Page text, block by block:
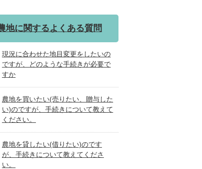
地に関するよくある質問
現況に合わせた地目変更をしたいの
ですが、どのような手続きが必要で
すか
農地を買いたい(売りたい、贈与した
い)のですが、手続きについて教えて
ください。
農地を貸したい(借りたい)のです
が、手続きについて教えてくださ
い。